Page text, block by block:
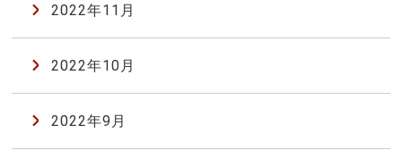
2022年11月
2022年10月
2022年9月